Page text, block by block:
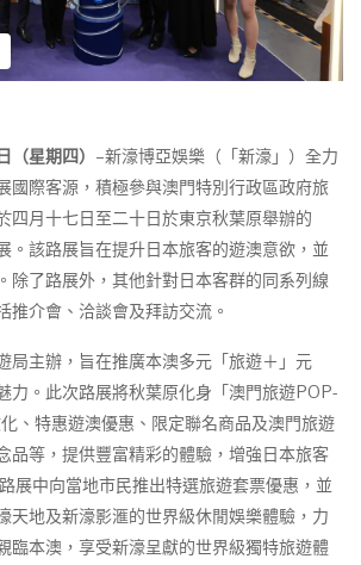
（星期四） –新濠博亞娛樂（「新濠」）全力
國際客源，積極參與澳門特別行政區政府旅
四月十七日至二十日於東京秋葉原舉辦的
。該路展旨在提升日本旅客的遊澳意欲，並
除了路展外，其他針對日本客群的同系列線
推介會、洽談會及拜訪交流。
局主辦，旨在推廣本澳多元「旅遊＋」元
力。此次路展將秋葉原化身「澳門旅遊POP-
、特惠遊澳優惠、限定聯名商品及澳門旅遊
品等，提供豐富精彩的體驗，增強日本旅客
展中向當地市民推出特選旅遊套票優惠，並
天地及新濠影滙的世界級休閒娛樂體驗，力
臨本澳，享受新濠呈獻的世界級獨特旅遊體